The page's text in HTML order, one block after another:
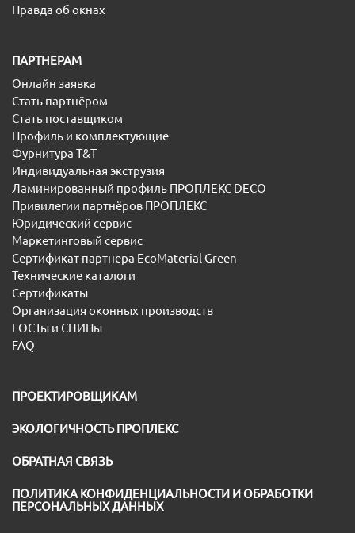
Правда об окнах
ПАРТНЕРАМ
Онлайн заявка
Стать партнёром
Стать поставщиком
Профиль и комплектующие
Фурнитура T&T
Индивидуальная экструзия
Ламинированный профиль ПРОПЛЕКС DECO
Привилегии партнёров ПРОПЛЕКС
Юридический сервис
Маркетинговый сервис
Сертификат партнера EcoMaterial Green
Технические каталоги
Сертификаты
Организация оконных производств
ГОСТы и СНИПы
FAQ
ПРОЕКТИРОВЩИКАМ
ЭКОЛОГИЧНОСТЬ ПРОПЛЕКС
ОБРАТНАЯ СВЯЗЬ
ПОЛИТИКА КОНФИДЕНЦИАЛЬНОСТИ И ОБРАБОТКИ
ПЕРСОНАЛЬНЫХ ДАННЫХ